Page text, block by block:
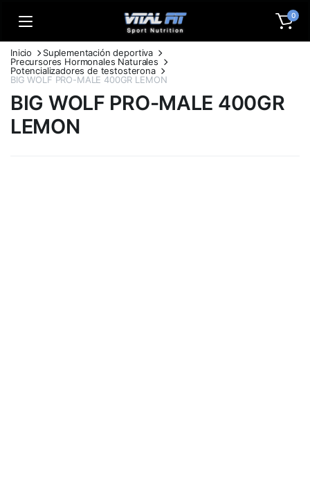
0
Inicio
Suplementación deportiva
Precursores Hormonales Naturales
Potencializadores de testosterona
BIG WOLF PRO-MALE 400GR LEMON
BIG WOLF PRO-MALE 400GR
LEMON